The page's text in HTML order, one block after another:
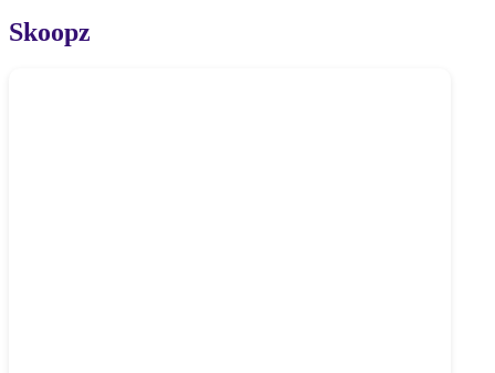
Skoopz